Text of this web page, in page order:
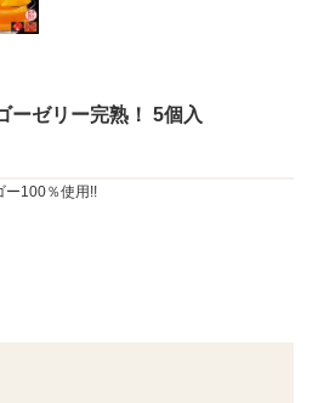
ーゼリー完熟！ 5個入
ー100％使用!!